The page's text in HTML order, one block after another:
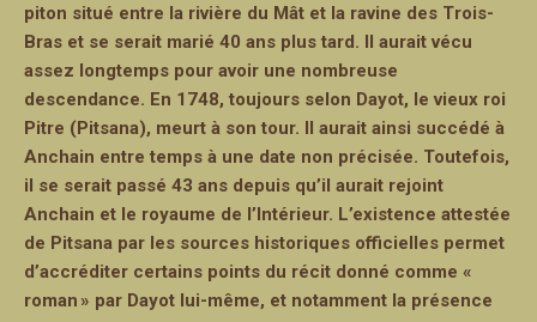
piton situé entre la rivière du Mât et la ravine des Trois-
Bras et se serait marié 40 ans plus tard. Il aurait vécu
assez longtemps pour avoir une nombreuse
descendance. En 1748, toujours selon Dayot, le vieux roi
Pitre (Pitsana), meurt à son tour. Il aurait ainsi succédé à
Anchain entre temps à une date non précisée. Toutefois,
il se serait passé 43 ans depuis qu’il aurait rejoint
Anchain et le royaume de l’Intérieur. L’existence attestée
de Pitsana par les sources historiques officielles permet
d’accréditer certains points du récit donné comme «
roman » par Dayot lui-même, et notamment la présence